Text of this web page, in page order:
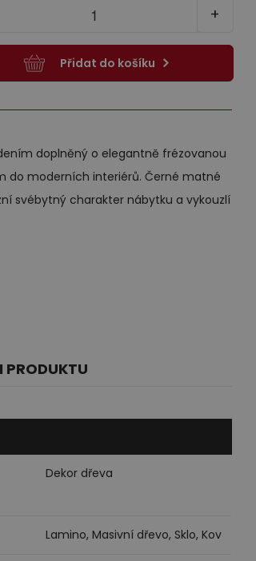
Více informací
+
Přidat do košíku
doplněný o elegantně frézovanou
do moderních interiérů. Černé matné
svébytný charakter nábytku a vykouzlí
PRODUKTU
Dekor dřeva
Lamino, Masivní dřevo, Sklo, Kov